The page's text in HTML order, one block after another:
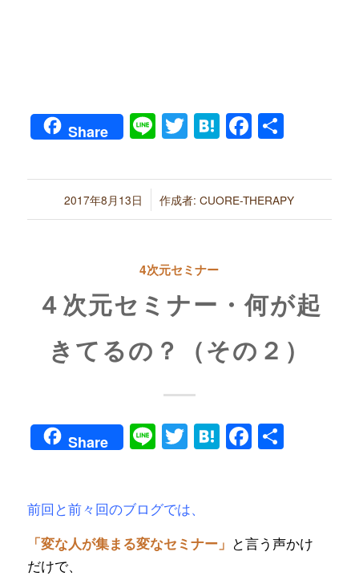
Share LineTwitter
Hatena共
2017年8月13日
/ 作成者:CUORE-THERAPY
4次元セミナー
４次元セミナー・何が起
きてるの？（その２）
Share LineTwitter
Hatena共
前回と前々回のブログでは、
「変な人が集まる変なセミナー」 と言う声かけ
だけで、